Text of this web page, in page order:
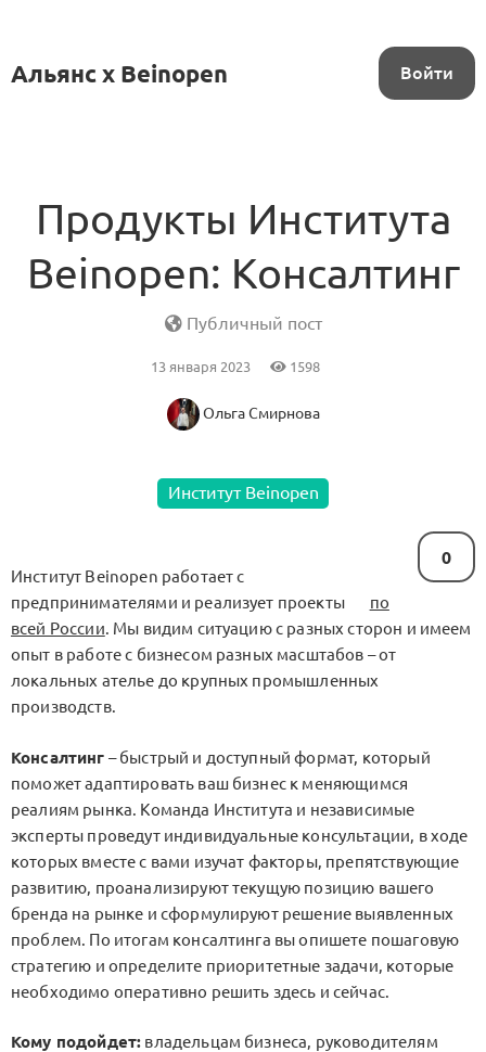
Альянс x Beinopen Войти
Продукты Института
Beinopen: Консалтинг
Публичный пост
13 января 2023 1598
Ольга Смирнова
Институт Beinopen
0
Институт Beinopen работает с
предпринимателями и реализует проекты
по
всей России. Мы видим ситуацию с разных сторон и имеем
опыт в работе с бизнесом разных масштабов – от
локальных ателье до крупных промышленных
производств.
Консалтинг – быстрый и доступный формат, который
поможет адаптировать ваш бизнес к меняющимся
реалиям рынка. Команда Института и независимые
эксперты проведут индивидуальные консультации, в ходе
которых вместе с вами изучат факторы, препятствующие
развитию, проанализируют текущую позицию вашего
бренда на рынке и сформулируют решение выявленных
проблем. По итогам консалтинга вы опишете пошаговую
стратегию и определите приоритетные задачи, которые
необходимо оперативно решить здесь и сейчас.
Кому подойдет: владельцам бизнеса, руководителям